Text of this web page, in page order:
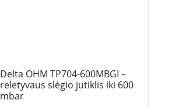
Delta OHM TP704-600MBGI –
reletyvaus slėgio jutiklis iki 600
mbar